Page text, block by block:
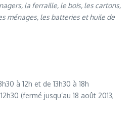
la ferraille, le bois, les cartons,
ménages, les batteries et huile de
à 12h et de 13h30 à 18h
(fermé jusqu’au 18 août 2013,